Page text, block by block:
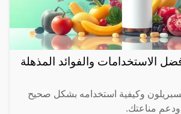
الاستخدامات والفوائد المذهلة
وكيفية استخدامه بشكل صحيح
مناعتك.